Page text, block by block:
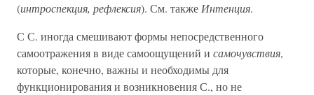
(интроспекция, рефлексия). См. также Интенция.
С С. иногда смешивают формы непосредственного
самоотражения в виде самоощущений и самочувствия,
которые, конечно, важны и необходимы для
функционирования и возникновения С., но не